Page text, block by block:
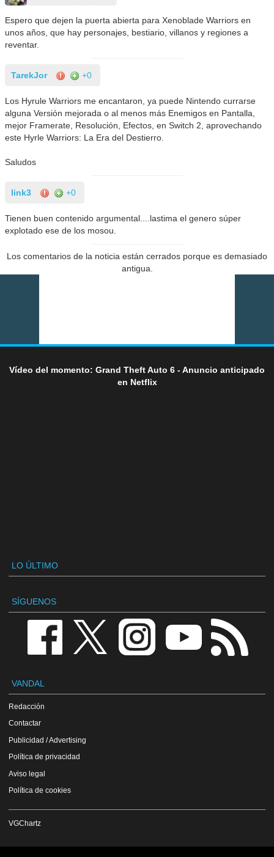
Espero que dejen la puerta abierta para Xenoblade Warriors en
unos años, que hay personajes, bestiario, villanos y regiones a
reventar.
TarekJor +0
Los Hyrule Warriors me encantaron, ya puede Nintendo currarse
alguna Versión mejorada o al menos más Enemigos en Pantalla,
mejor Framerate, Resolución, Efectos, en Switch 2, aprovechando
este Hyrle Warriors: La Era del Destierro.
Saludos
link3 +0
Tienen buen contenido argumental....lastima el genero súper
explotado ese de los mosou.
Los comentarios de la noticia están cerrados porque es demasiado
antigua.
Vídeo del momento: Grand Theft Auto 6 - Anuncio anticipado
en Netflix
LO ÚLTIMO
SÍGUENOS
VANDAL
Redacción
Contactar
Publicidad / Advertising
Política de privacidad
Aviso legal
Política de cookies
VGChartz